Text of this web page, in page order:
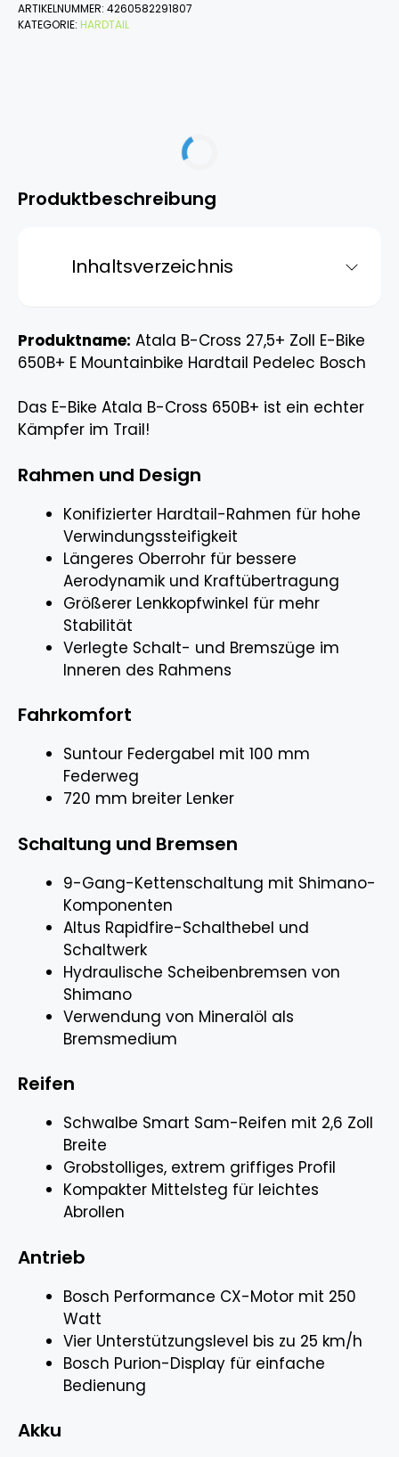
ARTIKELNUMMER: 4260582291807
KATEGORIE: HARDTAIL
Produktbeschreibung
Inhaltsverzeichnis
Produktname: Atala B-Cross 27,5+ Zoll E-Bike
650B+ E Mountainbike Hardtail Pedelec Bosch
Das E-Bike Atala B-Cross 650B+ ist ein echter
Kämpfer im Trail!
Rahmen und Design
Konifizierter Hardtail-Rahmen für hohe
Verwindungssteifigkeit
Längeres Oberrohr für bessere
Aerodynamik und Kraftübertragung
Größerer Lenkkopfwinkel für mehr
Stabilität
Verlegte Schalt- und Bremszüge im
Inneren des Rahmens
Fahrkomfort
Suntour Federgabel mit 100 mm
Federweg
720 mm breiter Lenker
Schaltung und Bremsen
9-Gang-Kettenschaltung mit Shimano-
Komponenten
Altus Rapidfire-Schalthebel und
Schaltwerk
Hydraulische Scheibenbremsen von
Shimano
Verwendung von Mineralöl als
Bremsmedium
Reifen
Schwalbe Smart Sam-Reifen mit 2,6 Zoll
Breite
Grobstolliges, extrem griffiges Profil
Kompakter Mittelsteg für leichtes
Abrollen
Antrieb
Bosch Performance CX-Motor mit 250
Watt
Vier Unterstützungslevel bis zu 25 km/h
Bosch Purion-Display für einfache
Bedienung
Akku